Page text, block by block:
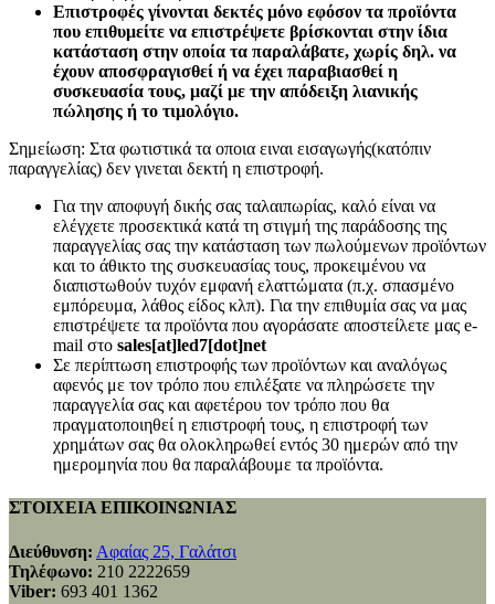
Επιστροφές γίνονται δεκτές μόνο εφόσον τα προϊόντα
που επιθυμείτε να επιστρέψετε βρίσκονται στην ίδια
κατάσταση στην οποία τα παραλάβατε, χωρίς δηλ. να
έχουν αποσφραγισθεί ή να έχει παραβιασθεί η
συσκευασία τους, μαζί με την απόδειξη λιανικής
πώλησης ή το τιμολόγιο.
Σημείωση: Στα φωτιστικά τα οποια ειναι εισαγωγής(κατόπιν
παραγγελίας) δεν γινεται δεκτή η επιστροφή.
Για την αποφυγή δικής σας ταλαιπωρίας, καλό είναι να
ελέγχετε προσεκτικά κατά τη στιγμή της παράδοσης της
παραγγελίας σας την κατάσταση των πωλούμενων προϊόντων
και το άθικτο της συσκευασίας τους, προκειμένου να
διαπιστωθούν τυχόν εμφανή ελαττώματα (π.χ. σπασμένο
εμπόρευμα, λάθος είδος κλπ). Για την επιθυμία σας να μας
επιστρέψετε τα προϊόντα που αγοράσατε αποστείλετε μας e-
mail στο sales[at]led7[dot]net
Σε περίπτωση επιστροφής των προϊόντων και αναλόγως
αφενός με τον τρόπο που επιλέξατε να πληρώσετε την
παραγγελία σας και αφετέρου τον τρόπο που θα
πραγματοποιηθεί η επιστροφή τους, η επιστροφή των
χρημάτων σας θα ολοκληρωθεί εντός 30 ημερών από την
ημερομηνία που θα παραλάβουμε τα προϊόντα.
ΣΤΟΙΧΕΙΑ ΕΠΙΚΟΙΝΩΝΙΑΣ
Διεύθυνση: Αφαίας 25, Γαλάτσι
Τηλέφωνο: 210 2222659
Viber: 693 401 1362